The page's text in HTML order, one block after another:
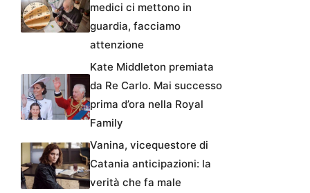
medici ci mettono in
guardia, facciamo
attenzione
Kate Middleton premiata
da Re Carlo. Mai successo
prima d’ora nella Royal
Family
Vanina, vicequestore di
Catania anticipazioni: la
verità che fa male